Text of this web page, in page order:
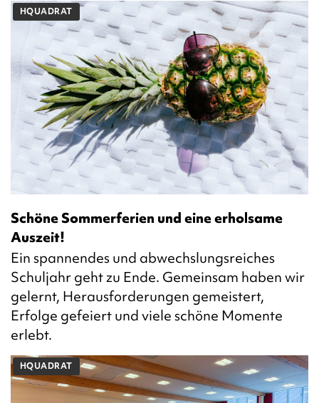
HQUADRAT
Schöne Sommerferien und eine erholsame
Auszeit!
Ein spannendes und abwechslungsreiches
Schuljahr geht zu Ende. Gemeinsam haben wir
gelernt, Herausforderungen gemeistert,
Erfolge gefeiert und viele schöne Momente
erlebt.
HQUADRAT